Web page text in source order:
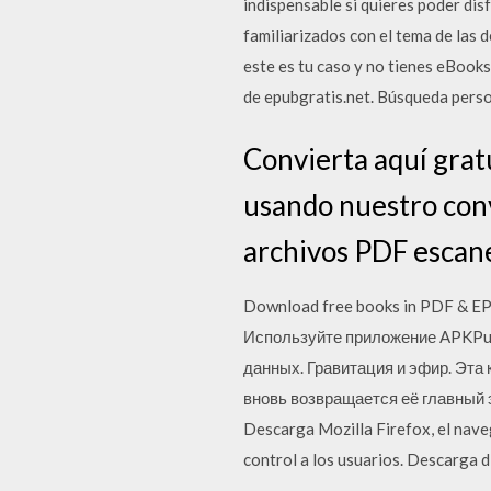
familiarizados con el tema de las
este es tu caso y no tienes
de epubgratis.net. Búsqueda
Convierta aquí
usando nuestro
archivos PDF
Download free books in PDF &
Используйте приложение
данных. Гравитация и эфир.
вновь возвращается её
Descarga Mozilla Firefox, el
control a los usuarios. Descarga